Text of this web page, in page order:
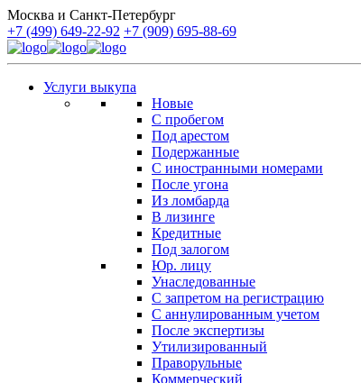
Москва и Санкт-Петербург
+7 (499) 649-22-92 +7 (909) 695-88-69
Услуги выкупа
Новые
С пробегом
Под арестом
Подержанные
С иностранными номерами
После угона
Из ломбарда
В лизинге
Кредитные
Под залогом
Юр. лицу
Унаследованные
С запретом на регистрацию
С аннулированным учетом
После экспертизы
Утилизированный
Праворульные
Коммерческий